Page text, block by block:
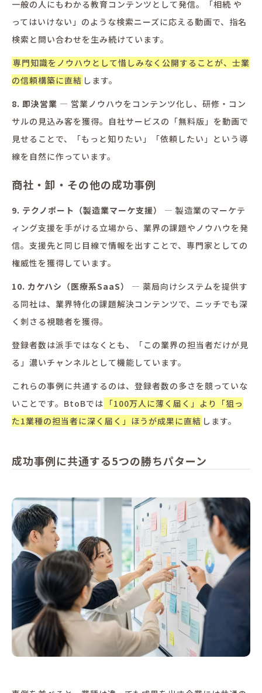
一般の人にもわかる教育コンテンツとして発信。「相続 や
ってはいけない」のような検索ニーズに応える動画で、指名
検索と問い合わせを生み続けています。
専門知識をノウハウとして惜しみなく公開することが、士業
の信頼構築に直結 します。
8. 即決営業 — 営業ノウハウをコンテンツ化し、研修・コン
サルの見込み客を獲得。自社サービスの「無料版」を動画で
見せることで、「もっと知りたい」「依頼したい」という導
線を自然に作っています。
商社・卸・その他の成功事例
9. テクノポート（製造業マーケ支援）
— 製造業のマーケテ
ィング支援を手がける立場から、業界の課題やノウハウを発
信。支援先と同じ目線で情報を出すことで、専門家としての
権威性を獲得しています。
10. カケハシ（医療系SaaS）
— 薬局向けシステムを提供す
る同社は、業界特化の課題解決コンテンツで、ニッチでも深
く刺さる視聴者を獲得。
登録者数は派手ではなくとも、「この業界の担当者だけが見
る」濃いチャンネルとして機能しています。
これらの事例に共通するのは、登録者数の多さを競っていな
いことです。BtoBでは 「100万人に薄く届く」より「狙っ
た1業種の担当者に深く届く」ほうが成果に直結 します。
成功事例に共通する5つの勝ちパターン